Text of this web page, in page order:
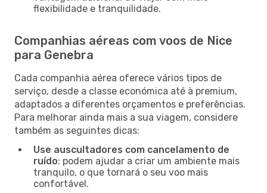
flexibilidade e tranquilidade.
Companhias aéreas com voos de Nice
para Genebra
Cada companhia aérea oferece vários tipos de
serviço, desde a classe económica até à premium,
adaptados a diferentes orçamentos e preferências.
Para melhorar ainda mais a sua viagem, considere
também as seguintes dicas:
Use auscultadores com cancelamento de
ruído: podem ajudar a criar um ambiente mais
tranquilo, o que tornará o seu voo mais
confortável.